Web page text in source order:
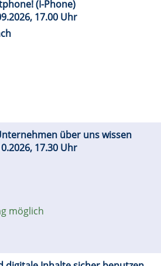
(I-Phone)
17.00 Uhr
über uns wissen
17.30 Uhr
möglich